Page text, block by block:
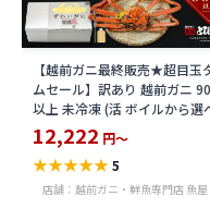
【越前ガニ最終販売★超目玉
ムセール】訳あり 越前ガニ
以上 未冷凍 (活 ボイルから選
る) 福井県産 国産 産地直送 脚折
れ 訳ありカニ 越前がに ズワイ
ニ 越前 かに 送料無料 etz-
12,222 円～
★★★★★5
店舗：越前ガニ・鮮魚専門店 魚屋